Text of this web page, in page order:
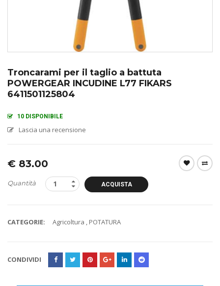
Troncarami per il taglio a battuta
POWERGEAR INCUDINE L77 FIKARS
6411501125804
10 DISPONIBILE
Lascia una recensione
€ 83.00
Quantità ACQUISTA
CATEGORIE: Agricoltura , POTATURA
CONDIVIDI